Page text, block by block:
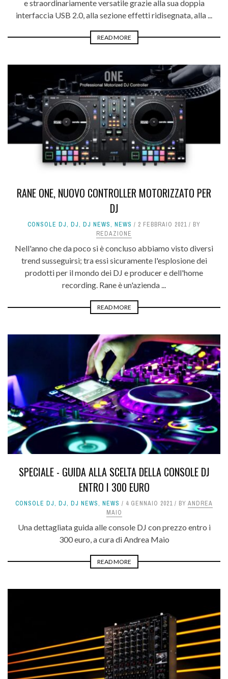
e straordinariamente versatile grazie alla sua doppia
interfaccia USB 2.0, alla sezione effetti ridisegnata, alla ...
READ MORE
RANE ONE, NUOVO CONTROLLER MOTORIZZATO PER
DJ
CONSOLE DJ, DJ, DJ NEWS, NEWS 2 FEBBRAIO 2021
BY
REDAZIONE
Nell'anno che da poco si è concluso abbiamo visto diversi
trend susseguirsi; tra essi sicuramente l'esplosione dei
prodotti per il mondo dei DJ e producer e dell'home
recording. Rane è un'azienda ...
READ MORE
SPECIALE - GUIDA ALLA SCELTA DELLA CONSOLE DJ
ENTRO I 300 EURO
CONSOLE DJ, DJ, DJ NEWS, NEWS 4 GENNAIO 2021 BY ANDREA
MAIO
Una dettagliata guida alle console DJ con prezzo entro i
300 euro, a cura di Andrea Maio
READ MORE